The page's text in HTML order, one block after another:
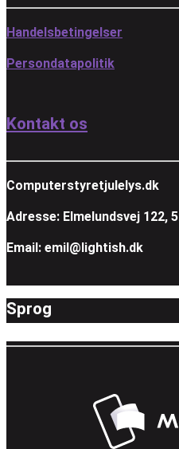
Handelsbetingelser
Persondatapolitik
Kontakt os
Computerstyretjulelys.dk
Adresse: Elmelundsvej 122,
Email: emil@lightish.dk
Sprog